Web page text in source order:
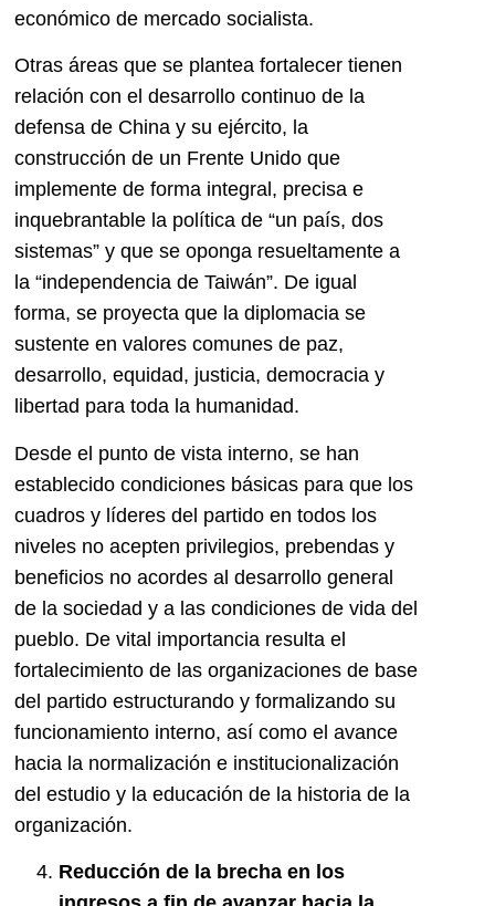
económico de mercado socialista.
Otras áreas que se plantea fortalecer tienen
relación con el desarrollo continuo de la
defensa de China y su ejército, la
construcción de un Frente Unido que
implemente de forma integral, precisa e
inquebrantable la política de “un país, dos
sistemas” y que se oponga resueltamente a
la “independencia de Taiwán”. De igual
forma, se proyecta que la diplomacia se
sustente en valores comunes de paz,
desarrollo, equidad, justicia, democracia y
libertad para toda la humanidad.
Desde el punto de vista interno, se han
establecido condiciones básicas para que los
cuadros y líderes del partido en todos los
niveles no acepten privilegios, prebendas y
beneficios no acordes al desarrollo general
de la sociedad y a las condiciones de vida del
pueblo. De vital importancia resulta el
fortalecimiento de las organizaciones de base
del partido estructurando y formalizando su
funcionamiento interno, así como el avance
hacia la normalización e institucionalización
del estudio y la educación de la historia de la
organización.
Reducción de la brecha en los